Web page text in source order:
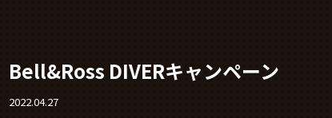
Bell&Ross DIVERキャンペーン
2022.04.27